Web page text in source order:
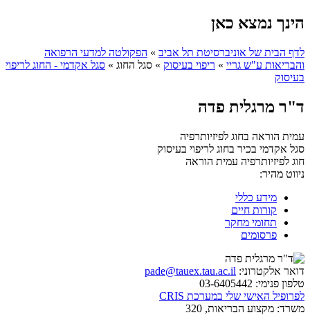
הינך נמצא כאן
לדף הבית של אוניברסיטת תל אביב » הפקולטה למדעי הרפואה
והבריאות ע"ש גריי » ריפוי בעיסוק » סגל החוג » סגל אקדמי - החוג לריפוי
בעיסוק
ד"ר מרגלית פדה
עמית הוראה בחוג לפיזיותרפיה
סגל אקדמי בכיר בחוג לריפוי בעיסוק
חוג לפיזיותרפיה עמית הוראה
ניווט מהיר:
מידע כללי
קורות חיים
תחומי מחקר
פרסומים
דואר אלקטרוני: pade@tauex.tau.ac.il
טלפון פנימי:
לפרופיל האישי שלי במערכת CRIS
משרד: מקצוע הבריאות, 320